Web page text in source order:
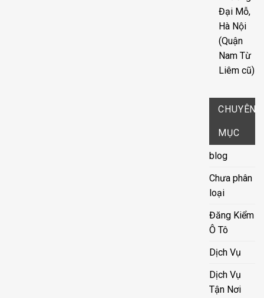
Đại Mỗ,
Hà Nội
(Quận
Nam Từ
Liêm cũ)
CHUYÊN
MỤC
blog
Chưa phân
loại
Đăng Kiểm
Ô Tô
Dịch Vụ
Dịch Vụ
Tận Nơi